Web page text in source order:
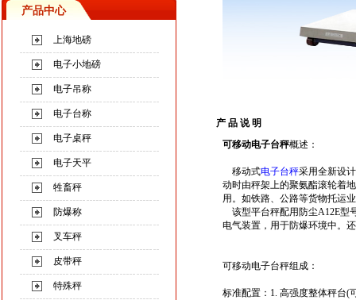
产品中心
上海地磅
电子小地磅
电子吊称
电子台称
电子桌秤
电子天平
牲畜秤
防爆称
叉车秤
皮带秤
特殊秤
产 品 说 明
可移动电子台秤概述：
移动式电子台秤采用全新设
动时由秤架上的聚氨酯滚轮着
用。如铁路、公路等货物托运
该型平台秤配用防尘A12E型
电气装置，用于防爆环境中。
可移动电子台秤组成：
标准配置：1. 高强度整体秤台(